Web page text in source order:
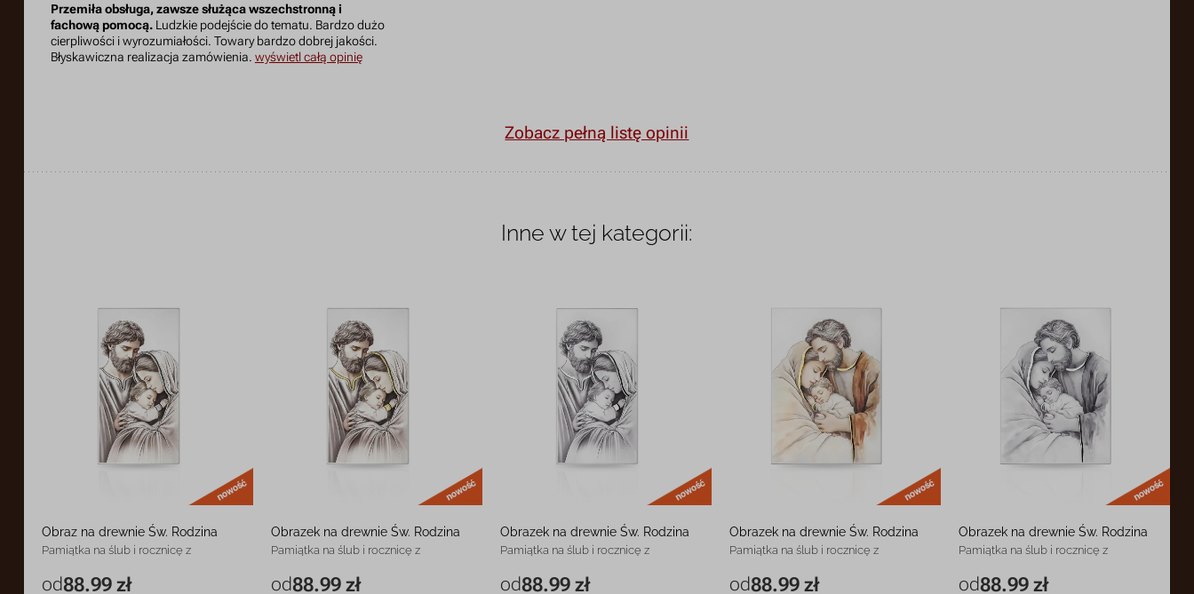
Przemiła obsługa, zawsze służąca wszechstronną i
fachową pomocą.Ludzkie podejście do tematu. Bardzo dużo
cierpliwości i wyrozumiałości. Towary bardzo dobrej jakości.
Błyskawiczna realizacja zamówienia. wyświetl całą opinię
Zobacz pełną listę opinii
Inne w tej kategorii:
nowość
Obraz na drewnie Św. Rodzina
Pamiątka na ślub i rocznicę z
od88.99 zł
6 x 12 cm
nowość
Obrazek na drewnie Św. Rodzina
Pamiątka na ślub i rocznicę z
od88.99 zł
6 x 12 cm
Obrazek na drewnie Św. Rodzina
Pamiątka na ślub i rocznicę z
od88.99 zł
6 x 12 cm
Obrazek na drewnie Św. Rodzina
Pamiątka na ślub i rocznicę z
od88.99 zł
7 x 11 cm
Obrazek na drewnie Św. Rodzina
Pamiątka na ślub i rocznicę z
od88.99 zł
7 x 11 cm